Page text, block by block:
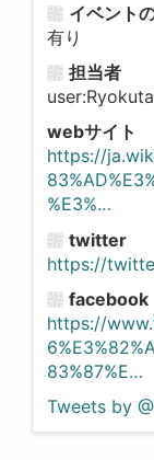
イベント
有り
担当者
webサイト
https://
%E3%…
twitter
https://
facebook
https://
83%87%E…
Tweets by